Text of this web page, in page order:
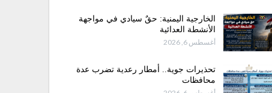
الخارجية اليمنية: حقٌ سيادي في مواجهة
الأنشطة العدائية
أغسطس 6, 2026
تحذيرات جوية.. أمطار رعدية تضرب عدة
محافظات